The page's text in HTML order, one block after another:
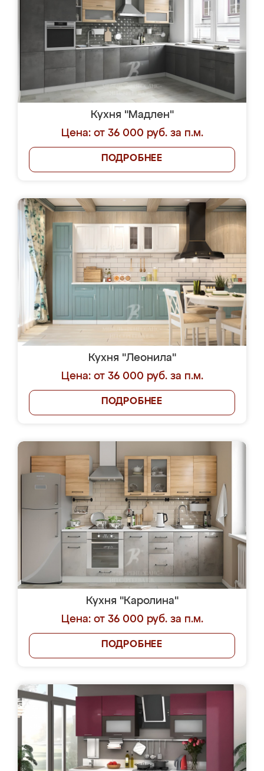
Кухня "Мадлен"
Цена: от 36 000 руб. за п.м.
ПОДРОБНЕЕ
Кухня "Леонила"
Цена: от 36 000 руб. за п.м.
ПОДРОБНЕЕ
Кухня "Каролина"
Цена: от 36 000 руб. за п.м.
ПОДРОБНЕЕ